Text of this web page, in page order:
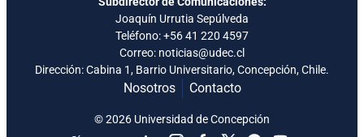
Joaquín Urrutia Sepúlveda
Teléfono:+56 41 220 4597
Correo: noticias@udec.cl
Dirección: Cabina 1, Barrio Universitario, Concepción, Chile.
Nosotros Contacto
© 2026 Universidad de Concepción